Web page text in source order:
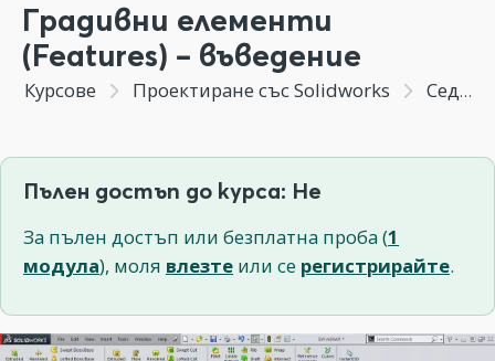
Градивни елементи
(Features) – въведение
Курсове Проектиране със Solidworks Седмица 4 - Създаване на тримерни градивни елементи
Пълен достъп до курса: Не
За пълен достъп или безплатна проба (1
модула), моля влезте или се регистрирайте.